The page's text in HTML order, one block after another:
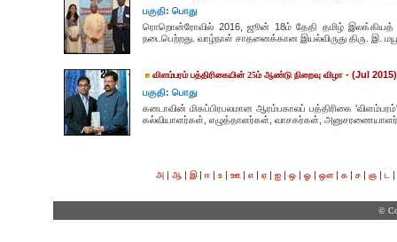
பகுதி: பொது
ரொறொன்ரோவில் 2016, ஜூன் 18ம் தேதி தமிழ் இலக்கியத்
நடைபெற்றது. வாழ்நாள் சாதனைக்கான இயல்விருது திரு. இ.
விளம்பரம் பத்திரிகையின் 25ம் ஆண்டு நிறைவு விழா - (Jul 2015)
பகுதி: பொது
கனடாவின் மிகப்பிரபலமான ஆரம்பகாலப் பத்திரிகை
கல்வியாளர்கள், எழுத்தாளர்கள், வாசகர்கள்,
அ | ஆ | இ| ஈ | உ | ஊ | எ | ஏ | ஐ | ஒ | ஓ | ஔ| க | ச | ஞ | ட |
©